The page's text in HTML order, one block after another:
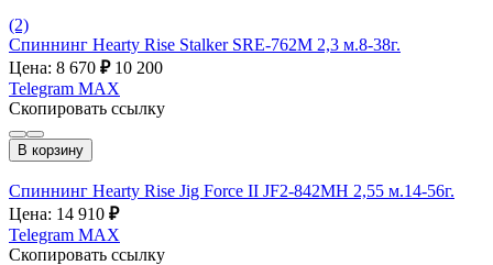
(2)
Спиннинг Hearty Rise Stalker SRE-762M 2,3 м.8-38г.
Цена: 8 670 ₽ 10 200
Telegram MAX
Скопировать ссылку
В корзину
Спиннинг Hearty Rise Jig Force II JF2-842MH 2,55 м.14-56г.
Цена: 14 910 ₽
Telegram MAX
Скопировать ссылку